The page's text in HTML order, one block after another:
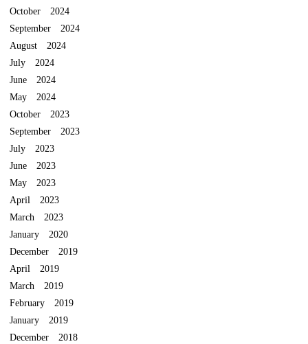
October 2024
September 2024
August 2024
July 2024
June 2024
May 2024
October 2023
September 2023
July 2023
June 2023
May 2023
April 2023
March 2023
January 2020
December 2019
April 2019
March 2019
February 2019
January 2019
December 2018